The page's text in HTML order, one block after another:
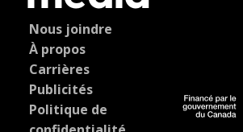
Nous joindre
À propos
Carrières
Publicités
Politique de